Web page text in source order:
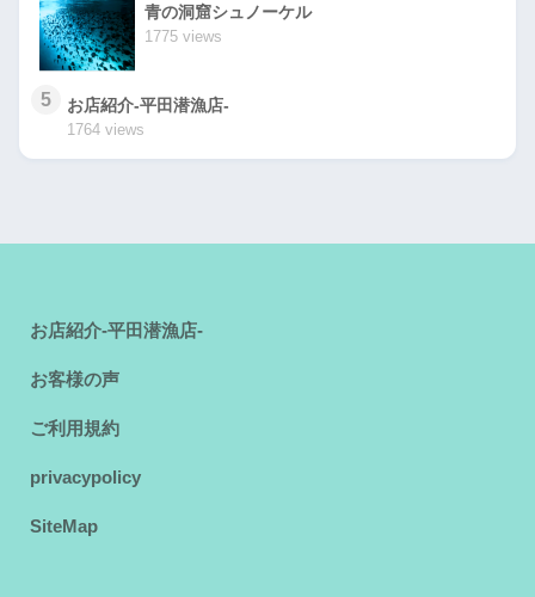
青の洞窟シュノーケル
1775 views
5 お店紹介-平田潜漁店-
1764 views
お店紹介-平田潜漁店-
お客様の声
ご利用規約
privacypolicy
SiteMap